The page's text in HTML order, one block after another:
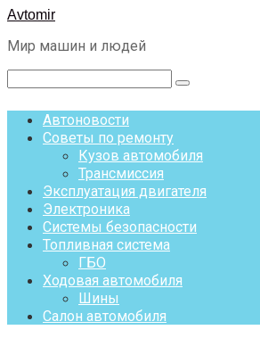
Перейти
контенту
Avtomir
Мир машин и людей
Поиск:
Автоновости
Советы по ремонту
Кузов автомобиля
Трансмиссия
Эксплуатация двигателя
Электроника
Системы безопасности
Топливная система
ГБО
Ходовая автомобиля
Шины
Салон автомобиля